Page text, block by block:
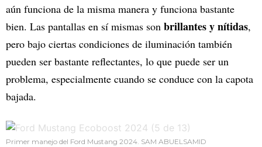
aún funciona de la misma manera y funciona bastante
bien. Las pantallas en sí mismas son brillantes y nítidas,
pero bajo ciertas condiciones de iluminación también
pueden ser bastante reflectantes, lo que puede ser un
problema, especialmente cuando se conduce con la capota
bajada.
Primer manejo del Ford Mustang 2024. SAM ABUELSAMID